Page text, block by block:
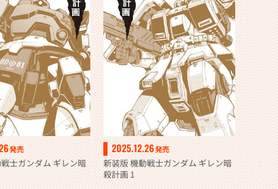
発売
士ガンダム ギレン暗
2025.12.26発売
新装版 機動戦士ガンダム ギレン暗
殺計画 1